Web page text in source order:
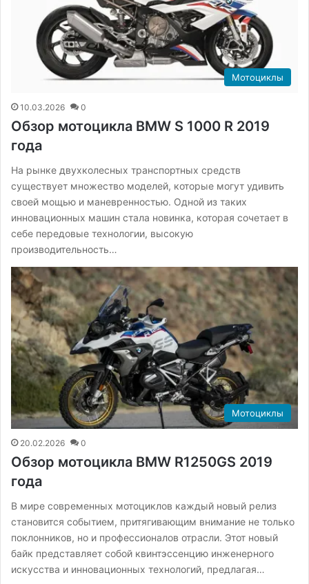
Мотоциклы
10.03.2026 0
Обзор мотоцикла BMW S 1000 R 2019
года
На рынке двухколесных транспортных средств
существует множество моделей, которые могут удивить
своей мощью и маневренностью. Одной из таких
инновационных машин стала новинка, которая сочетает в
себе передовые технологии, высокую
производительность…
Мотоциклы
20.02.2026 0
Обзор мотоцикла BMW R1250GS 2019
года
В мире современных мотоциклов каждый новый релиз
становится событием, притягивающим внимание не только
поклонников, но и профессионалов отрасли. Этот новый
байк представляет собой квинтэссенцию инженерного
искусства и инновационных технологий, предлагая…